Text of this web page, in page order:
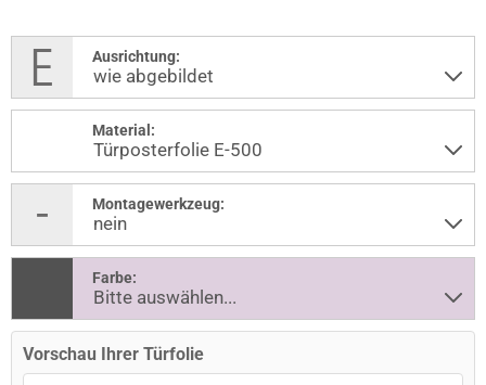
Ausrichtung:
Material:
Montagewerkzeug:
Farbe:
Vorschau Ihrer Türfolie